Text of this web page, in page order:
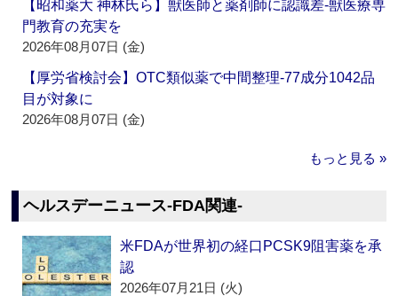
【昭和薬大 神林氏ら】獣医師と薬剤師に認識差‐獣医療専
門教育の充実を
2026年08月07日 (金)
【厚労省検討会】OTC類似薬で中間整理‐77成分1042品
目が対象に
2026年08月07日 (金)
もっと見る »
ヘルスデーニュース‐FDA関連‐
米FDAが世界初の経口PCSK9阻害薬を承
認
2026年07月21日 (火)